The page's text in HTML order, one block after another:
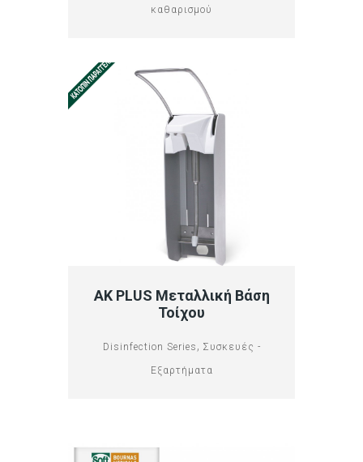
καθαρισμού
AK PLUS Μεταλλική Βάση
Τοίχου
Disinfection Series , Συσκευές -
Εξαρτήματα